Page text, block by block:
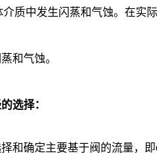
中发生闪蒸和气蚀。在实际
和气蚀。
选择：
确定主要基于阀的流量，即